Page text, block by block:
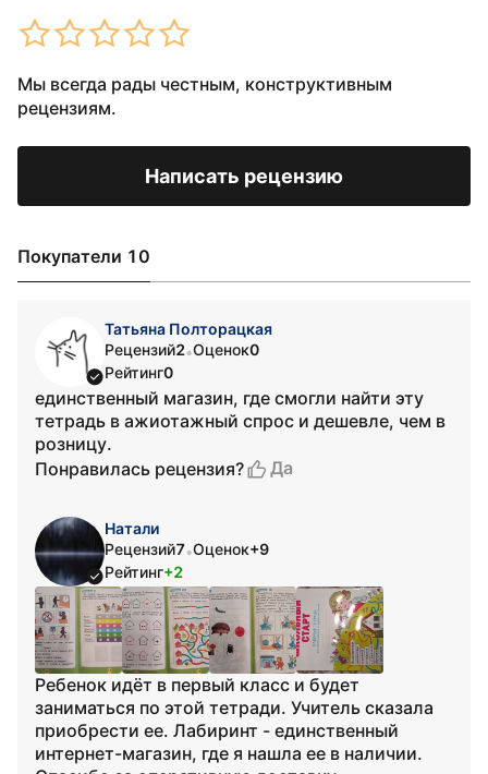
Мы всегда рады честным, конструктивным
рецензиям.
Написать рецензию
Покупатели 10
Татьяна Полторацкая
Рецензий2•Оценок0
Рейтинг0
единственный магазин, где смогли найти эту
тетрадь в ажиотажный спрос и дешевле, чем в
розницу.
Понравилась рецензия?
Да
Натали
Рецензий7•Оценок+9
Рейтинг+2
Ребенок идёт в первый класс и будет
заниматься по этой тетради. Учитель сказала
приобрести ее. Лабиринт - единственный
интернет-магазин, где я нашла ее в наличии.